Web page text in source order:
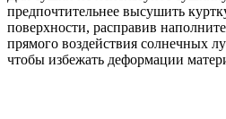
предпочтительнее высушить
поверхности, расправив
прямого воздействия солнечных
чтобы избежать деформации